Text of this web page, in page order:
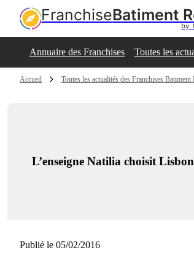
FranchiseBatiment
by
Annuaire des Franchises Toutes les
Accueil Toutes les actualités des Franchises Batiment
L’enseigne Natilia choisit
Publié le 05/02/2016